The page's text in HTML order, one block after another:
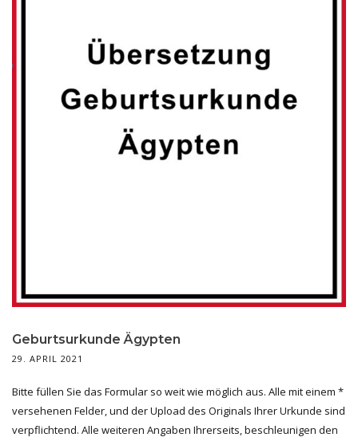
Geburtsurkunde Ägypten
29. APRIL 2021
Bitte füllen Sie das Formular so weit wie möglich aus. Alle mit einem *
versehenen Felder, und der Upload des Originals Ihrer Urkunde sind
verpflichtend. Alle weiteren Angaben Ihrerseits, beschleunigen den